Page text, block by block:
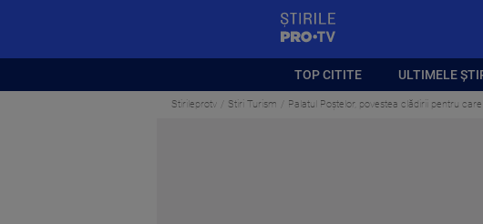
TOP CITITE ULTIMELE
Stirileprotv Stiri Turism Palatul Poștelor, povestea clădirii pentru